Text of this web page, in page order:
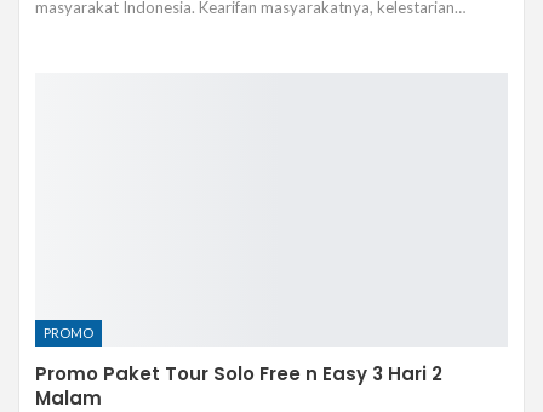
masyarakat Indonesia. Kearifan masyarakatnya, kelestarian…
PROMO
Promo Paket Tour Solo Free n Easy 3 Hari 2
Malam